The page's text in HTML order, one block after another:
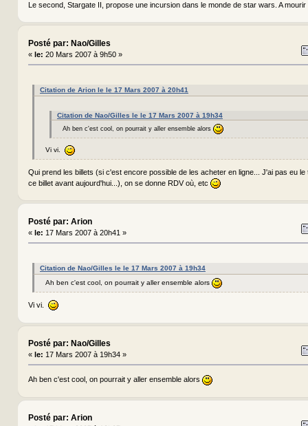
Le second, Stargate II, propose une incursion dans le monde de star wars. A mourir
Posté par: Nao/Gilles
« le: 20 Mars 2007 à 9h50 »
Citation de Arion le le 17 Mars 2007 à 20h41
Citation de Nao/Gilles le le 17 Mars 2007 à 19h34
Ah ben c'est cool, on pourrait y aller ensemble alors
Vi vi.
Qui prend les billets (si c'est encore possible de les acheter en ligne... J'ai pas eu
ce billet avant aujourd'hui...), on se donne RDV où, etc
Posté par: Arion
« le: 17 Mars 2007 à 20h41 »
Citation de Nao/Gilles le le 17 Mars 2007 à 19h34
Ah ben c'est cool, on pourrait y aller ensemble alors
Vi vi.
Posté par: Nao/Gilles
« le: 17 Mars 2007 à 19h34 »
Ah ben c'est cool, on pourrait y aller ensemble alors
Posté par: Arion